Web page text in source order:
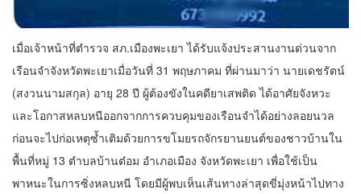
เมื่อเจ้าหน้าที่ตำรวจ สภ.เมืองพะเยา ได้รับแจ้งประสานงานด่วนจาก
เรือนจำจังหวัดพะเยาเมื่อวันที่ 31 พฤษภาคม ที่ผ่านมาว่า นายเดชรัตน์
(สงวนนามสกุล) อายุ 28 ปี ผู้ต้องขังในคดียาเสพติด ได้อาศัยจังหวะ
และโอกาสหลบหนีออกจากการควบคุมของเรือนจำได้อย่างลอยนวล
ก่อนจะไปก่อเหตุซ้ำเติมด้วยการขโมยรถจักรยานยนต์ของชาวบ้านใน
พื้นที่หมู่ 13 ตำบลบ้านต๋อม อำเภอเมือง จังหวัดพะเยา เพื่อใช้เป็น
พาหนะในการซิ่งหลบหนี โดยมีผู้พบเห็นเส้นทางล่าสุดขี่มุ่งหน้าไปทาง